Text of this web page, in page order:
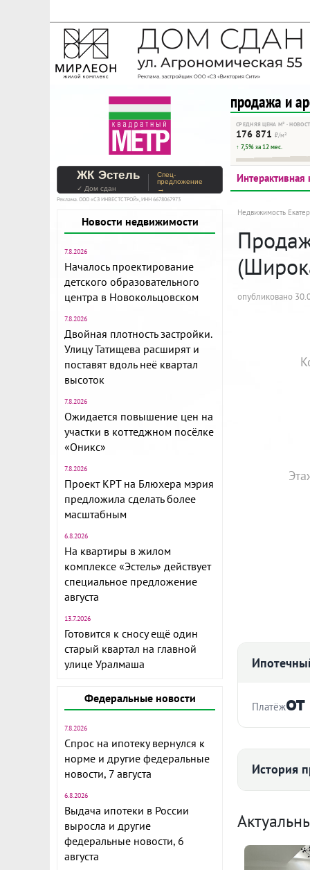
На Метре реклама -
Помогайте независимому
продажа и
СРЕДНЯЯ ЦЕНА М² ·
176 871 ₽/м²
↑ 7,5% за 12 мес.
ЖК Эстель
✓ Дом сдан
Спец-
предложение
→
Реклама. ООО «СЗ ИНВЕСТСТРОЙ», ИНН 6678067973
Новости недвижимости
7.8.2026
Началось проектирование
детского образовательного
центра в Новокольцовском
7.8.2026
Двойная плотность застройки.
Улицу Татищева расширят и
поставят вдоль неё квартал
высоток
7.8.2026
Ожидается повышение цен на
участки в коттеджном посёлке
«Оникс»
7.8.2026
Проект КРТ на Блюхера мэрия
предложила сделать более
масштабным
6.8.2026
На квартиры в жилом
комплексе «Эстель» действует
специальное предложение
августа
13.7.2026
Готовится к сносу ещё один
старый квартал на главной
улице Уралмаша
Федеральные новости
7.8.2026
Спрос на ипотеку вернулся к
норме и другие федеральные
новости, 7 августа
6.8.2026
Выдача ипотеки в России
выросла и другие
федеральные новости, 6
августа
Интерактивная
Недвижимость
опубликовано
здоровья.
видно из
Платёж
История
134